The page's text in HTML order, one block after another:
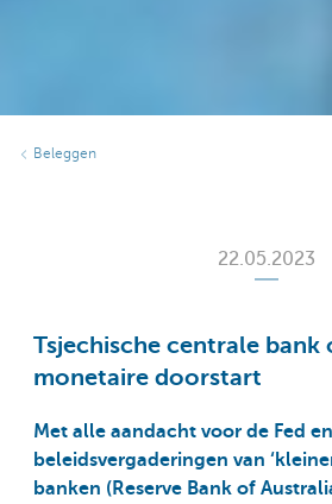
Beleggen
22.05.2023
Tsjechische centrale bank
monetaire doorstart
Met alle aandacht voor de Fed
beleidsvergaderingen van
banken (Reserve Bank of